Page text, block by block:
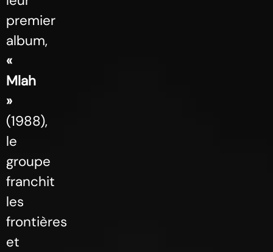
premier
album,
«
Mlah
»
(1988),
le
groupe
franchit
les
frontières
et